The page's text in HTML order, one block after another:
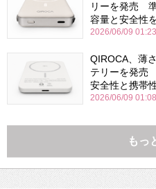
リーを発売
容量と安全性
2026/06/09 01:23
QIROCA、薄
テリーを発売
安全性と携帯
2026/06/09 01:08
もっ